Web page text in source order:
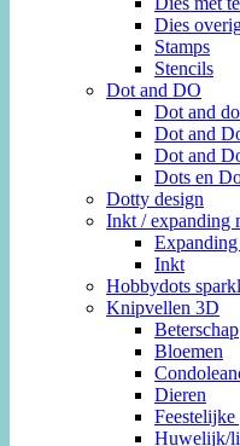
Dies
Stamps
Stencils
Dot and DO
Dot and
Dot and
Dot and
Dots en
Dotty design
Inkt / expanding
Expanding
Inkt
Hobbydots
Knipvellen 3D
Beterschap
Bloemen
Dieren
Feestelijke
Huwelijk/